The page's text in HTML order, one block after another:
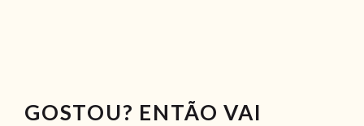
GOSTOU? ENTÃO VAI